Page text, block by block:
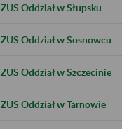
ZUS Oddział w Słupsku
ZUS Oddział w Sosnowcu
ZUS Oddział w Szczecinie
ZUS Oddział w Tarnowie